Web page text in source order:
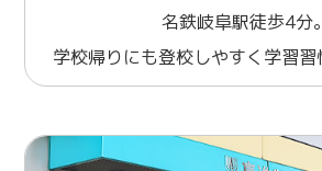
名鉄岐阜駅徒歩4分。
学校帰りにも登校しやすく学習習